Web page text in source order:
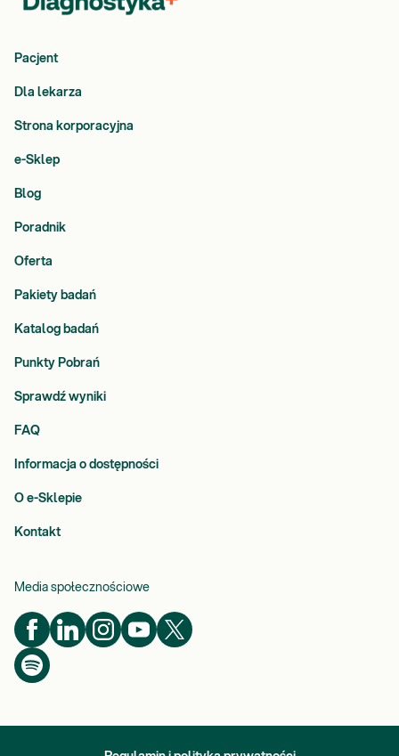
Pacjent
Dla lekarza
Strona korporacyjna
e-Sklep
Blog
Poradnik
Oferta
Pakiety badań
Katalog badań
Punkty Pobrań
Sprawdź wyniki
FAQ
Informacja o dostępności
O e-Sklepie
Kontakt
Media społecznościowe